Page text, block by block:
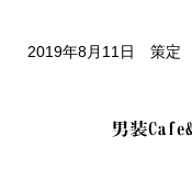
2019年8月11日 策定